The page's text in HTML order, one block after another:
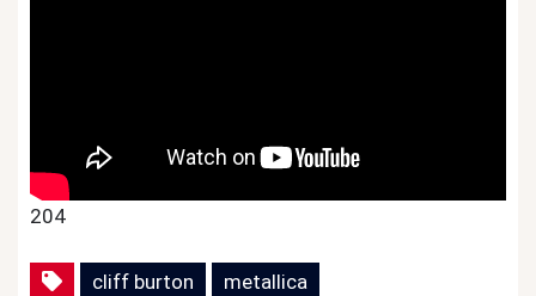
204
cliff burton metallica